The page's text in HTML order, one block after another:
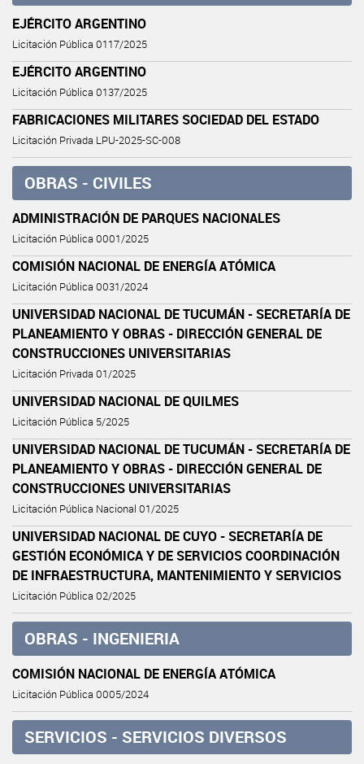
EJÉRCITO ARGENTINO
Licitación Pública 0117/2025
EJÉRCITO ARGENTINO
Licitación Pública 0137/2025
FABRICACIONES MILITARES SOCIEDAD DEL ESTADO
Licitación Privada LPU-2025-SC-008
OBRAS - CIVILES
ADMINISTRACIÓN DE PARQUES NACIONALES
Licitación Pública 0001/2025
COMISIÓN NACIONAL DE ENERGÍA ATÓMICA
Licitación Pública 0031/2024
UNIVERSIDAD NACIONAL DE TUCUMÁN - SECRETARÍA DE
PLANEAMIENTO Y OBRAS - DIRECCIÓN GENERAL DE
CONSTRUCCIONES UNIVERSITARIAS
Licitación Privada 01/2025
UNIVERSIDAD NACIONAL DE QUILMES
Licitación Pública 5/2025
UNIVERSIDAD NACIONAL DE TUCUMÁN - SECRETARÍA DE
PLANEAMIENTO Y OBRAS - DIRECCIÓN GENERAL DE
CONSTRUCCIONES UNIVERSITARIAS
Licitación Pública Nacional 01/2025
UNIVERSIDAD NACIONAL DE CUYO - SECRETARÍA DE
GESTIÓN ECONÓMICA Y DE SERVICIOS COORDINACIÓN
DE INFRAESTRUCTURA, MANTENIMIENTO Y SERVICIOS
Licitación Pública 02/2025
OBRAS - INGENIERIA
COMISIÓN NACIONAL DE ENERGÍA ATÓMICA
Licitación Pública 0005/2024
SERVICIOS - SERVICIOS DIVERSOS